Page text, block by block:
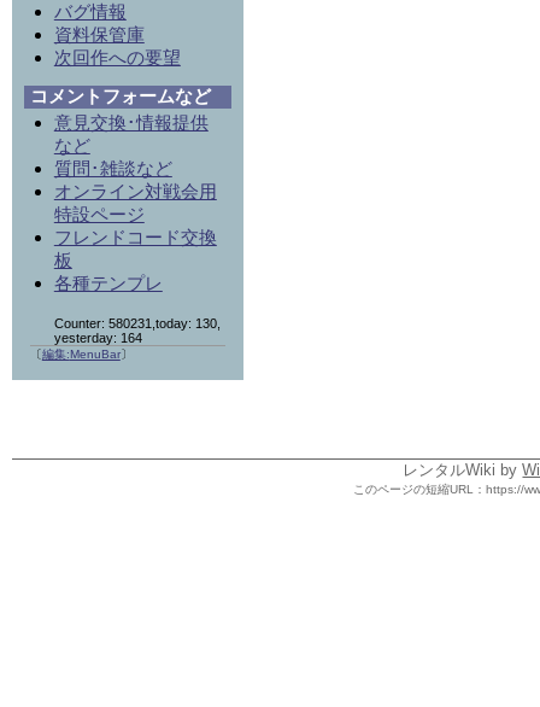
バグ情報
資料保管庫
次回作への要望
コメントフォームなど
意見交換･情報提供
など
質問･雑談など
オンライン対戦会用
特設ページ
フレンドコード交換
板
各種テンプレ
Counter: 580231,today: 130,
yesterday: 164
〔編集:MenuBar〕
レンタルWiki by
このページの短縮URL： https://